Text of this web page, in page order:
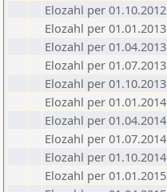
Elozahl per 01.10.2012
Elozahl per 01.01.2013
Elozahl per 01.04.2013
Elozahl per 01.07.2013
Elozahl per 01.10.2013
Elozahl per 01.01.2014
Elozahl per 01.04.2014
Elozahl per 01.07.2014
Elozahl per 01.10.2014
Elozahl per 01.01.2015